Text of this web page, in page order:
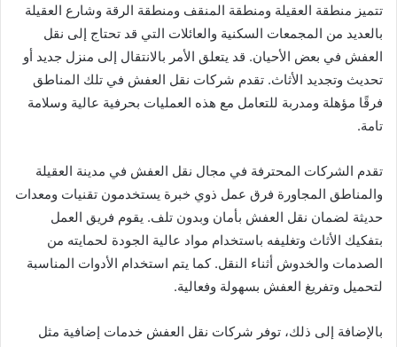
تتميز منطقة العقيلة ومنطقة المنقف ومنطقة الرقة وشارع العقيلة
بالعديد من المجمعات السكنية والعائلات التي قد تحتاج إلى نقل
العفش في بعض الأحيان. قد يتعلق الأمر بالانتقال إلى منزل جديد أو
تحديث وتجديد الأثاث. تقدم شركات نقل العفش في تلك المناطق
فرقًا مؤهلة ومدربة للتعامل مع هذه العمليات بحرفية عالية وسلامة
تامة.
تقدم الشركات المحترفة في مجال نقل العفش في مدينة العقيلة
والمناطق المجاورة فرق عمل ذوي خبرة يستخدمون تقنيات ومعدات
حديثة لضمان نقل العفش بأمان وبدون تلف. يقوم فريق العمل
بتفكيك الأثاث وتغليفه باستخدام مواد عالية الجودة لحمايته من
الصدمات والخدوش أثناء النقل. كما يتم استخدام الأدوات المناسبة
لتحميل وتفريغ العفش بسهولة وفعالية.
بالإضافة إلى ذلك، توفر شركات نقل العفش خدمات إضافية مثل